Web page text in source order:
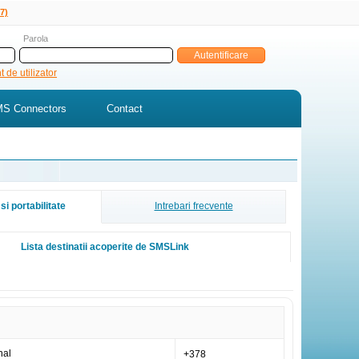
Parola
de utilizator
Connectors Contact
portabilitate Intrebari frecvente
Lista destinatii acoperite de SMSLink
+378